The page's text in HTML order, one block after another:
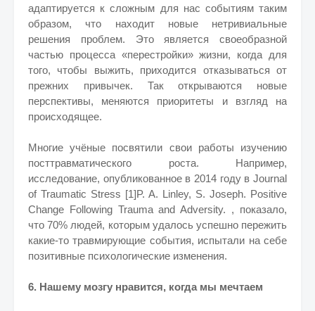
адаптируется к сложным для нас событиям таким
образом, что находит новые нетривиальные
решения проблем. Это является своеобразной
частью процесса «перестройки» жизни, когда для
того, чтобы выжить, приходится отказываться от
прежних привычек. Так открываются новые
перспективы, меняются приоритеты и взгляд на
происходящее.
Многие учёные посвятили свои работы изучению
посттравматического роста. Например,
исследование, опубликованное в 2014 году в Journal
of Traumatic Stress [1]P. A. Linley, S. Joseph. Positive
Change Following Trauma and Adversity. , показало,
что 70% людей, которым удалось успешно пережить
какие-то травмирующие события, испытали на себе
позитивные психологические изменения.
6. Нашему мозгу нравится, когда мы мечтаем